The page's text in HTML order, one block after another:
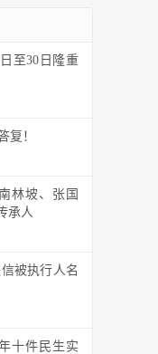
至30日隆重
复！
林坡、张国
承人
被执行人名
十件民生实